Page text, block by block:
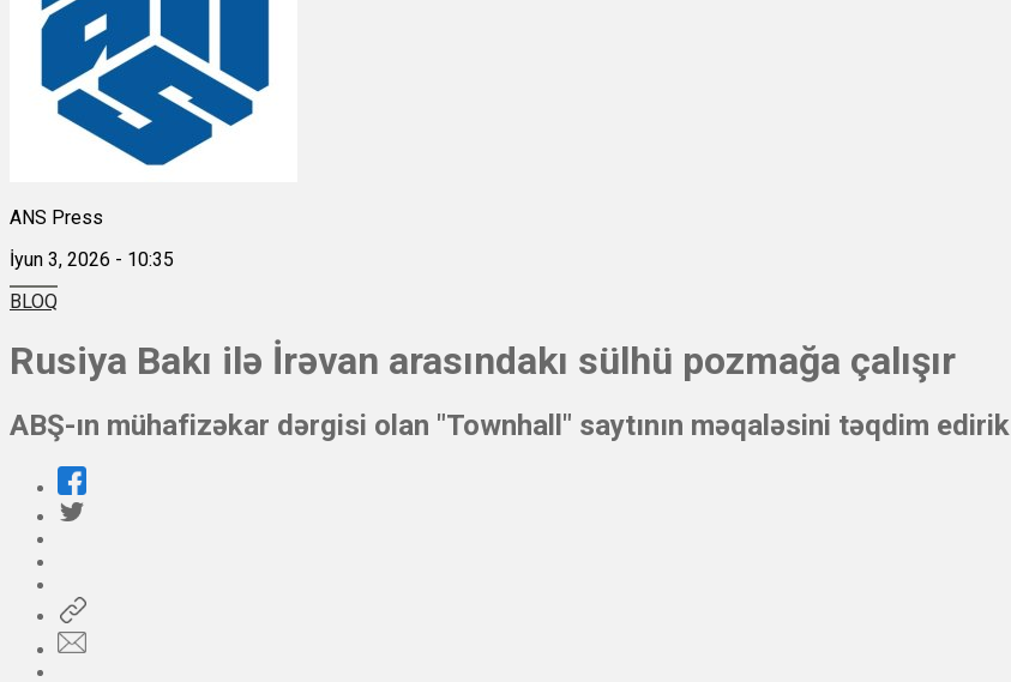
ANS Press
İyun 3, 2026 - 10:35
BLOQ
Rusiya Bakı ilə İrəvan arasındakı sülhü pozmağa çalışır
ABŞ-ın mühafizəkar dərgisi olan "Townhall" saytının məqaləsini təqdim edirik